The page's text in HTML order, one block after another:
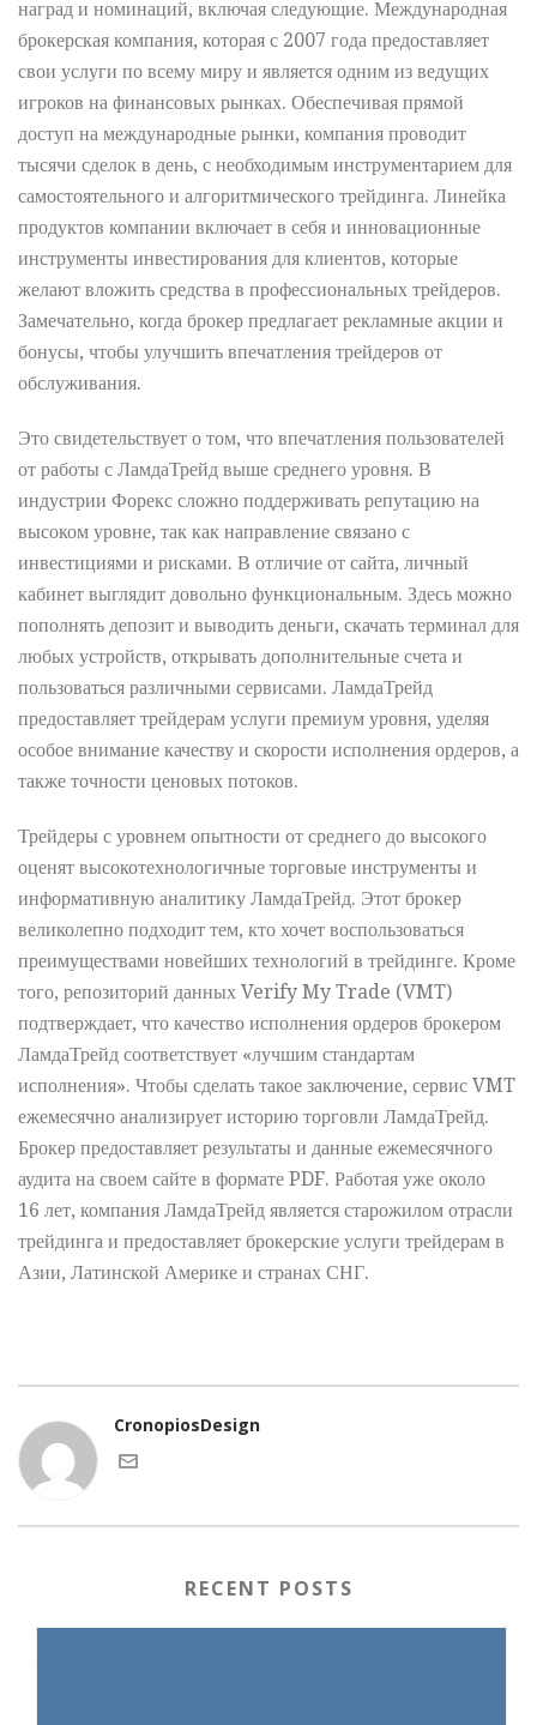
наград и номинаций, включая следующие. Международная
брокерская компания, которая с 2007 года предоставляет
свои услуги по всему миру и является одним из ведущих
игроков на финансовых рынках. Обеспечивая прямой
доступ на международные рынки, компания проводит
тысячи сделок в день, с необходимым инструментарием для
самостоятельного и алгоритмического трейдинга. Линейка
продуктов компании включает в себя и инновационные
инструменты инвестирования для клиентов, которые
желают вложить средства в профессиональных трейдеров.
Замечательно, когда брокер предлагает рекламные акции и
бонусы, чтобы улучшить впечатления трейдеров от
обслуживания.
Это свидетельствует о том, что впечатления пользователей
от работы с ЛамдаТрейд выше среднего уровня. В
индустрии Форекс сложно поддерживать репутацию на
высоком уровне, так как направление связано с
инвестициями и рисками. В отличие от сайта, личный
кабинет выглядит довольно функциональным. Здесь можно
пополнять депозит и выводить деньги, скачать терминал для
любых устройств, открывать дополнительные счета и
пользоваться различными сервисами. ЛамдаТрейд
предоставляет трейдерам услуги премиум уровня, уделяя
особое внимание качеству и скорости исполнения ордеров, а
также точности ценовых потоков.
Трейдеры с уровнем опытности от среднего до высокого
оценят высокотехнологичные торговые инструменты и
информативную аналитику ЛамдаТрейд. Этот брокер
великолепно подходит тем, кто хочет воспользоваться
преимуществами новейших технологий в трейдинге. Кроме
того, репозиторий данных Verify My Trade (VMT)
подтверждает, что качество исполнения ордеров брокером
ЛамдаТрейд соответствует «лучшим стандартам
исполнения». Чтобы сделать такое заключение, сервис VMT
ежемесячно анализирует историю торговли ЛамдаТрейд.
Брокер предоставляет результаты и данные ежемесячного
аудита на своем сайте в формате PDF. Работая уже около
16 лет, компания ЛамдаТрейд является старожилом отрасли
трейдинга и предоставляет брокерские услуги трейдерам в
Азии, Латинской Америке и странах СНГ.
CronopiosDesign
RECENT POSTS